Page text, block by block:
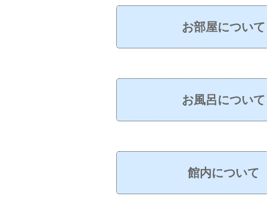
お部屋について
お風呂について
館内について